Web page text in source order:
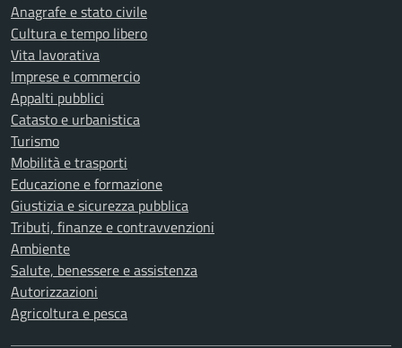
Anagrafe e stato civile
Cultura e tempo libero
Vita lavorativa
Imprese e commercio
Appalti pubblici
Catasto e urbanistica
Turismo
Mobilità e trasporti
Educazione e formazione
Giustizia e sicurezza pubblica
Tributi, finanze e contravvenzioni
Ambiente
Salute, benessere e assistenza
Autorizzazioni
Agricoltura e pesca